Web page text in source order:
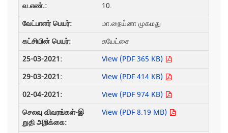
10.
மா.நைய்னா முகமது
சுயேட்சை
View (PDF 365 KB)
View (PDF 414 KB)
View (PDF 974 KB)
View (PDF 8.19 MB)